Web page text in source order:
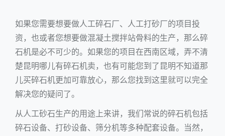
如果您需要想要做人工碎石厂、人工打砂厂的项目投
资，也或者您想要做混凝土搅拌站骨料的生产，那么碎
石机是必不可少的。如果您的项目在西南区域，弄不清
楚昆明哪儿有碎石机卖，也有可能您到了昆明不知道那
儿买碎石机更加可靠放心，那么您找到这里就可以完全
解决您的疑问了。
从人工砂石生产的用途上来讲，我们常说的碎石机包括
碎石设备、打砂设备、筛分机等多种配套设备。当然，